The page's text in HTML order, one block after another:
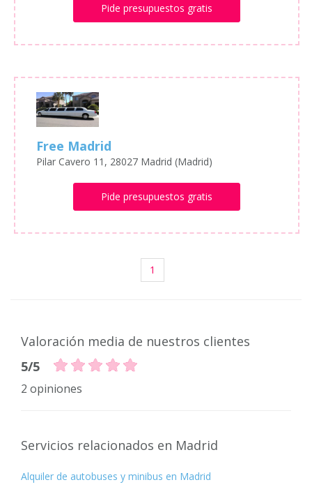
Pide presupuestos gratis
Free Madrid
Pilar Cavero 11, 28027 Madrid (Madrid)
Pide presupuestos gratis
1
Valoración media de nuestros clientes
5/5
2 opiniones
Servicios relacionados en Madrid
Alquiler de autobuses y minibus en Madrid